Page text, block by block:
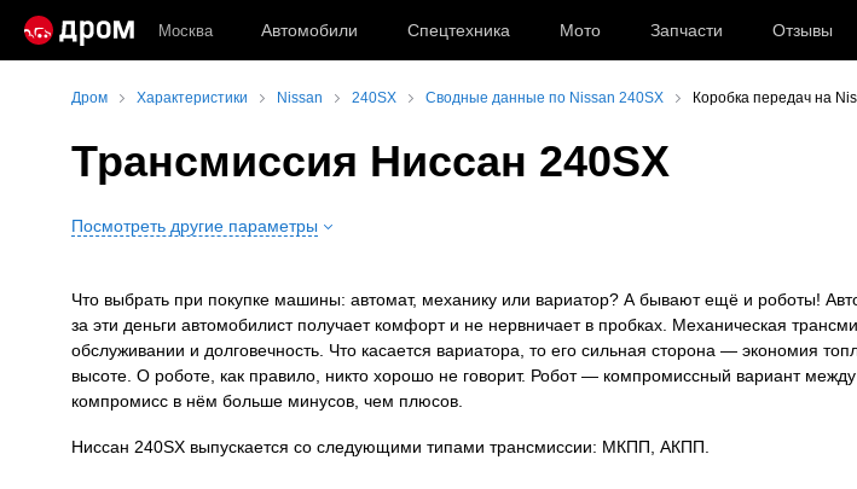
Москва Автомобили Спецтехника Мото Запчасти Отзывы
Дром Характеристики Nissan 240SX Сводные данные по Nissan 240SX Коробка передач на
Трансмиссия Ниссан 240SХ
Посмотреть другие параметры
Что выбрать при покупке машины: автомат, механику или вариатор? А бывают ещё и роботы!
за эти деньги автомобилист получает комфорт и не нервничает в пробках. Механическая
обслуживании и долговечность. Что касается вариатора, то его сильная сторона — экономия
высоте. О роботе, как правило, никто хорошо не говорит. Робот — компромиссный вариант
компромисс в нём больше минусов, чем плюсов.
Ниссан 240SХ выпускается со следующими типами трансмиссии: МКПП, АКПП.